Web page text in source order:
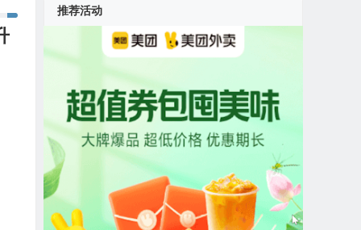
推荐活动